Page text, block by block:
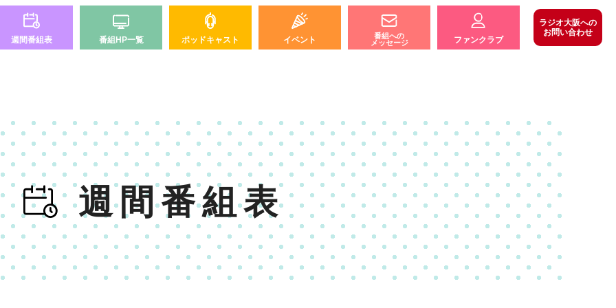
週間番組表 番組HP一覧 ポッドキャスト イベント
番組への
メッセージ
ファンクラブ
ラジオ大阪への
お問い合わせ
週間番組表